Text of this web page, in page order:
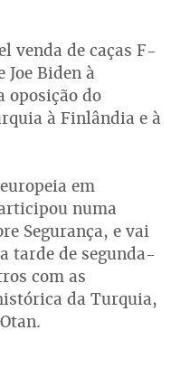
venda de caças F-
Biden à
oposição do
à Finlândia e à
em
numa
Segurança, e vai
tarde de segunda-
com as
da Turquia,